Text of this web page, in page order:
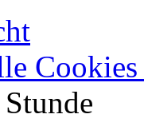
Cookies